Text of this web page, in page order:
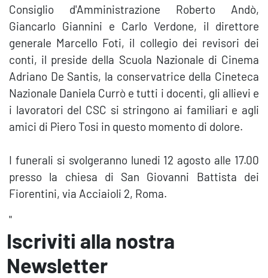
Consiglio d'Amministrazione Roberto Andò,
Giancarlo Giannini e Carlo Verdone, il direttore
generale Marcello Foti, il collegio dei revisori dei
conti, il preside della Scuola Nazionale di Cinema
Adriano De Santis, la conservatrice della Cineteca
Nazionale Daniela Currò e tutti i docenti, gli allievi e
i lavoratori del CSC si stringono ai familiari e agli
amici di Piero Tosi in questo momento di dolore.
I funerali si svolgeranno lunedi 12 agosto alle 17.00
presso la chiesa di San Giovanni Battista dei
Fiorentini, via Acciaioli 2, Roma.
"
Iscriviti alla nostra
Newsletter